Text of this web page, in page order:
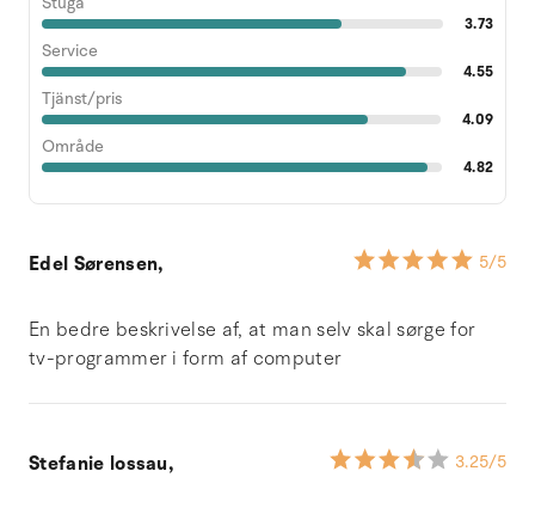
3.73
Service
4.55
Tjänst/pris
4.09
Område
4.82
Edel Sørensen, 5/5
En bedre beskrivelse af, at man selv skal sørge for
tv-programmer i form af computer
Stefanie lossau, 3.25/5